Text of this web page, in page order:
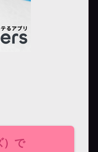
）で